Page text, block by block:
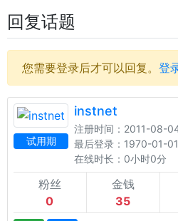
回复话题
您需要登录后才可以回复。 登
试用期
instnet
注册时间：2011-08-
最后登录：1970-01-01
在线时长：0小时0分
粉丝
0
金钱
35